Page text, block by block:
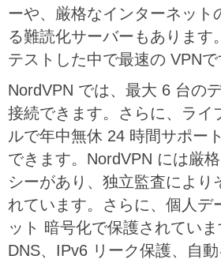
ーや、厳格なインターネット
る難読化サーバーもあります
テストした中で最速の VPNで
NordVPN では、最大 6 台の
接続できます。さらに、ライ
ルで年中無休 24 時間サポー
できます。NordVPN には厳
シーがあり、独立監査により
れています。さらに、個人デ
ット 暗号化で保護されていま
DNS、IPv6 リーク保護、自